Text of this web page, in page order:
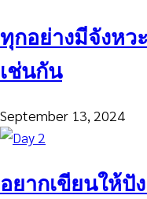
ทุกอย่างมีจังหว
เช่นกัน
September 13, 2024
อยากเขียนให้ปั